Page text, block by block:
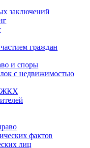
заключений
граждан
и споры
с недвижимостью
ЖКХ
фактов
лиц